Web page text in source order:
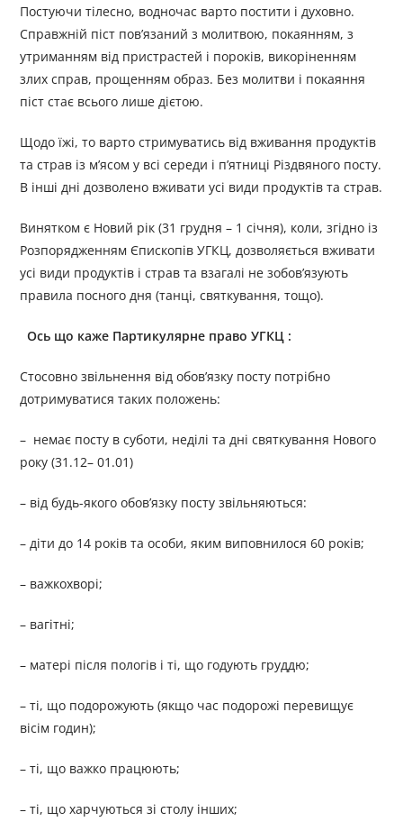
Постуючи тілесно, водночас варто постити і духовно.
Справжній піст пов’язаний з молитвою, покаянням, з
утриманням від пристрастей і пороків, викоріненням
злих справ, прощенням образ. Без молитви і покаяння
піст стає всього лише дієтою.
Щодо їжі, то варто стримуватись від вживання продуктів
та страв із м’ясом у всі середи і п’ятниці Різдвяного посту.
В інші дні дозволено вживати усі види продуктів та страв.
Винятком є Новий рік (31 грудня – 1 січня), коли, згідно із
Розпорядженням Єпископів УГКЦ, дозволяється вживати
усі види продуктів і страв та взагалі не зобов’язують
правила посного дня (танці, святкування, тощо).
Ось що каже Партикулярне право УГКЦ :
Стосовно звільнення від обов’язку посту потрібно
дотримуватися таких положень:
– немає посту в суботи, неділі та дні святкування Нового
року (31.12– 01.01)
– від будь-якого обов’язку посту звільняються:
– діти до 14 років та особи, яким виповнилося 60 років;
– важкохворі;
– вагітні;
– матері після пологів і ті, що годують груддю;
– ті, що подорожують (якщо час подорожі перевищує
вісім годин);
– ті, що важко працюють;
– ті, що харчуються зі столу інших;